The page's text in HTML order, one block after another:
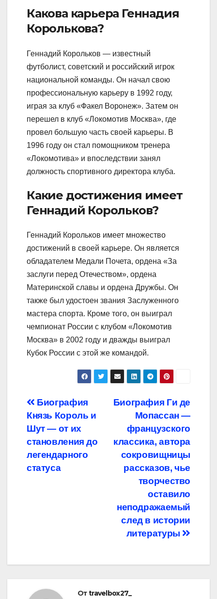
Какова карьера Геннадия
Королькова?
Геннадий Корольков — известный
футболист, советский и российский игрок
национальной команды. Он начал свою
профессиональную карьеру в 1992 году,
играя за клуб «Факел Воронеж». Затем он
перешел в клуб «Локомотив Москва», где
провел большую часть своей карьеры. В
1996 году он стал помощником тренера
«Локомотива» и впоследствии занял
должность спортивного директора клуба.
Какие достижения имеет
Геннадий Корольков?
Геннадий Корольков имеет множество
достижений в своей карьере. Он является
обладателем Медали Почета, ордена «За
заслуги перед Отечеством», ордена
Материнской славы и ордена Дружбы. Он
также был удостоен звания Заслуженного
мастера спорта. Кроме того, он выиграл
чемпионат России с клубом «Локомотив
Москва» в 2002 году и дважды выиграл
Кубок России с этой же командой.
Навигация
по
записям
Биография Ги де
Мопассан —
французского
классика, автора
сокровищницы
рассказов, чье
творчество
оставило
неподражаемый
след в истории
литературы
Биография
Князь Король и
Шут — от их
становления до
легендарного
статуса
Отtravelbox27_